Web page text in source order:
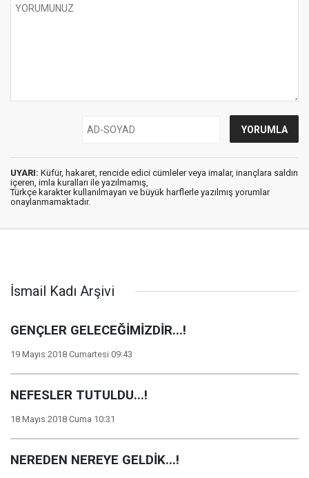
UYARI: Küfür, hakaret, rencide edici cümleler veya imalar, inançlara saldırı
içeren, imla kuralları ile yazılmamış,
Türkçe karakter kullanılmayan ve büyük harflerle yazılmış yorumlar
onaylanmamaktadır.
İsmail Kadı Arşivi
GENÇLER GELECEĞİMİZDİR...!
19 Mayıs 2018 Cumartesi 09:43
NEFESLER TUTULDU...!
18 Mayıs 2018 Cuma 10:31
NEREDEN NEREYE GELDİK...!